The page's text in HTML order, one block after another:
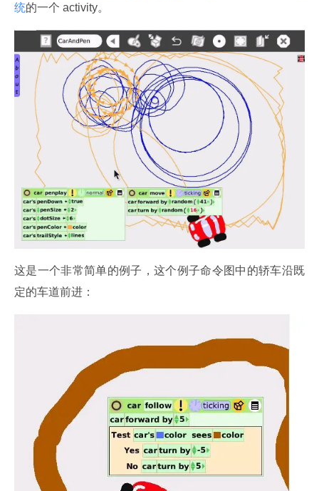
统的一个 activity。
这是一个非常简单的例子，这个例子命令图中的轿车沿既
定的车道前进：